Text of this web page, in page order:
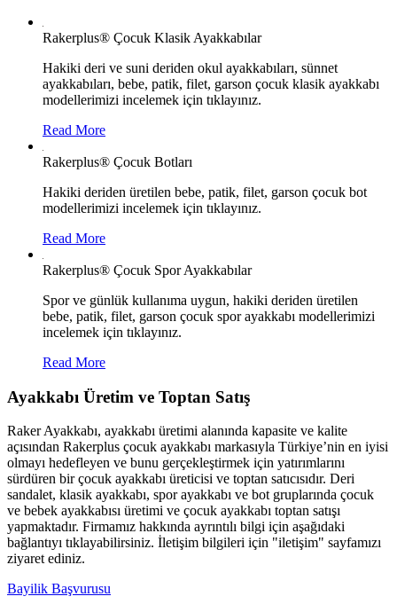
Rakerplus® Çocuk Klasik Ayakkabılar
Hakiki deri ve suni deriden okul ayakkabıları, sünnet
ayakkabıları, bebe, patik, filet, garson çocuk klasik ayakkabı
modellerimizi incelemek için tıklayınız.
Read More
Rakerplus® Çocuk Botları
Hakiki deriden üretilen bebe, patik, filet, garson çocuk bot
modellerimizi incelemek için tıklayınız.
Read More
Rakerplus® Çocuk Spor Ayakkabılar
Spor ve günlük kullanıma uygun, hakiki deriden üretilen
bebe, patik, filet, garson çocuk spor ayakkabı modellerimizi
incelemek için tıklayınız.
Read More
Ayakkabı Üretim ve Toptan Satış
Raker Ayakkabı, ayakkabı üretimi alanında kapasite ve kalite
açısından Rakerplus çocuk ayakkabı markasıyla Türkiye’nin en iyisi
olmayı hedefleyen ve bunu gerçekleştirmek için yatırımlarını
sürdüren bir çocuk ayakkabı üreticisi ve toptan satıcısıdır. Deri
sandalet, klasik ayakkabı, spor ayakkabı ve bot gruplarında çocuk
ve bebek ayakkabısı üretimi ve çocuk ayakkabı toptan satışı
yapmaktadır. Firmamız hakkında ayrıntılı bilgi için aşağıdaki
bağlantıyı tıklayabilirsiniz. İletişim bilgileri için "iletişim" sayfamızı
ziyaret ediniz.
Bayilik Başvurusu